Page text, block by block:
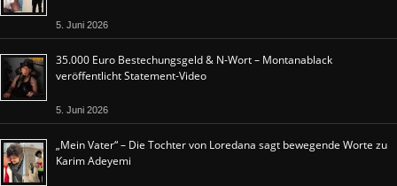
5. Juni 2026
35.000 Euro Bestechungsgeld & N-Wort – Montanablack
veröffentlicht Statement-Video
5. Juni 2026
„Mein Vater“ – Die Tochter von Loredana sagt bewegende Worte zu
Karim Adeyemi